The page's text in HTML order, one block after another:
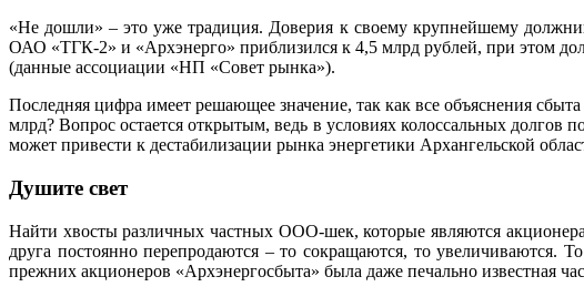
«Не дошли» – это уже традиция. Доверия к своему крупнейшему
ОАО «ТГК-2» и «Архэнерго» приблизился к 4,5 млрд рублей, при этом
(данные ассоциации «НП «Совет рынка»).
Последняя цифра имеет решающее значение, так как все объяснения
млрд? Вопрос остается открытым, ведь в условиях колоссальных
может привести к дестабилизации рынка энергетики Архангельской
Душите свет
Найти хвосты различных частных ООО-шек, которые являются
друга постоянно перепродаются – то сокращаются, то
прежних акционеров «Архэнергосбыта» была даже печально известная